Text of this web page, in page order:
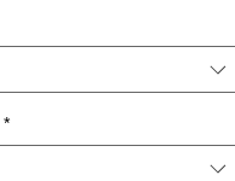
*